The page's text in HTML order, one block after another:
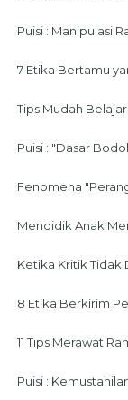
Puisi : Manipulasi
7 Etika Bertamu
Tips Mudah
Puisi : "Dasar
Fenomena
Mendidik Anak
Ketika Kritik Tidak
8 Etika Berkirim
11 Tips Merawat
Puisi :